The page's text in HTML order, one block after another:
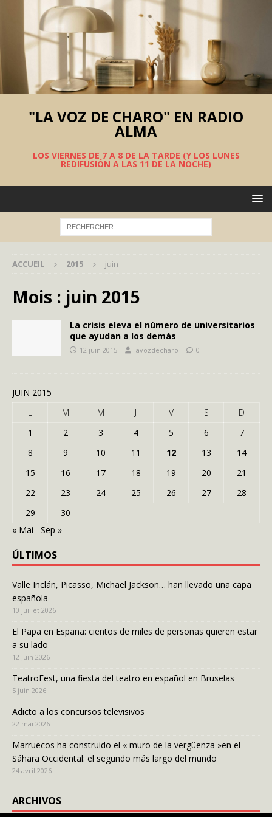
"LA VOZ DE CHARO" EN RADIO
ALMA
LOS VIERNES DE 7 A 8 DE LA TARDE (Y LOS LUNES
REDIFUSIÓN A LAS 11 DE LA NOCHE)
ACCUEIL 2015 juin
Mois : juin 2015
La crisis eleva el número de universitarios
que ayudan a los demás
12 juin 2015 lavozdecharo 0
JUIN 2015
L
M M J V S
D
1
2 3 4 5 6
7
8
9 10 11 12 13
14
15
16 17 18 19 20
21
22
23 24 25 26 27
28
29
30
« Mai
Sep »
ÚLTIMOS
Valle Inclán, Picasso, Michael Jackson… han llevado una capa
española
10 juillet 2026
El Papa en España: cientos de miles de personas quieren estar
a su lado
12 juin 2026
TeatroFest, una fiesta del teatro en español en Bruselas
5 juin 2026
Adicto a los concursos televisivos
22 mai 2026
Marruecos ha construido el « muro de la vergüenza »en el
Sáhara Occidental: el segundo más largo del mundo
24 avril 2026
ARCHIVOS